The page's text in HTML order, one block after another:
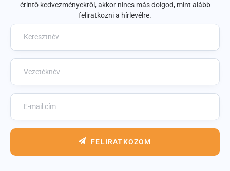
érintő kedvezményekről, akkor nincs más dolgod, mint alább
feliratkozni a hírlevélre.
FELIRATKOZOM